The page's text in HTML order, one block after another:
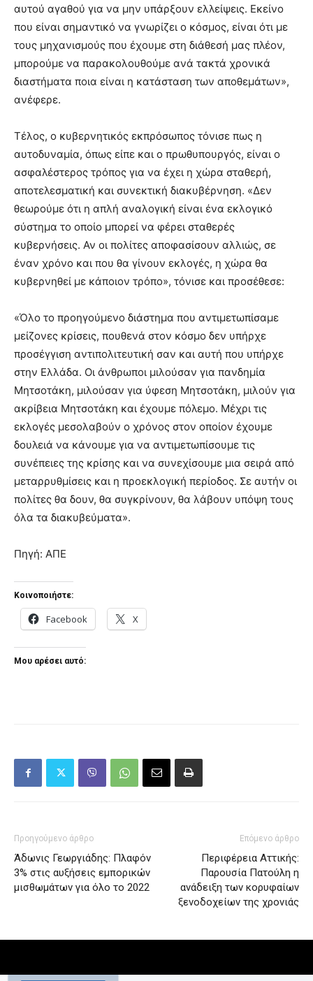
αυτού αγαθού για να μην υπάρξουν ελλείψεις. Εκείνο
που είναι σημαντικό να γνωρίζει ο κόσμος, είναι ότι με
τους μηχανισμούς που έχουμε στη διάθεσή μας πλέον,
μπορούμε να παρακολουθούμε ανά τακτά χρονικά
διαστήματα ποια είναι η κατάσταση των αποθεμάτων»,
ανέφερε.
Τέλος, ο κυβερνητικός εκπρόσωπος τόνισε πως η
αυτοδυναμία, όπως είπε και ο πρωθυπουργός, είναι ο
ασφαλέστερος τρόπος για να έχει η χώρα σταθερή,
αποτελεσματική και συνεκτική διακυβέρνηση. «Δεν
θεωρούμε ότι η απλή αναλογική είναι ένα εκλογικό
σύστημα το οποίο μπορεί να φέρει σταθερές
κυβερνήσεις. Αν οι πολίτες αποφασίσουν αλλιώς, σε
έναν χρόνο και που θα γίνουν εκλογές, η χώρα θα
κυβερνηθεί με κάποιον τρόπο», τόνισε και προσέθεσε:
«Όλο το προηγούμενο διάστημα που αντιμετωπίσαμε
μείζονες κρίσεις, πουθενά στον κόσμο δεν υπήρχε
προσέγγιση αντιπολιτευτική σαν και αυτή που υπήρχε
στην Ελλάδα. Οι άνθρωποι μιλούσαν για πανδημία
Μητσοτάκη, μιλούσαν για ύφεση Μητσοτάκη, μιλούν για
ακρίβεια Μητσοτάκη και έχουμε πόλεμο. Μέχρι τις
εκλογές μεσολαβούν ο χρόνος στον οποίον έχουμε
δουλειά να κάνουμε για να αντιμετωπίσουμε τις
συνέπειες της κρίσης και να συνεχίσουμε μια σειρά από
μεταρρυθμίσεις και η προεκλογική περίοδος. Σε αυτήν οι
πολίτες θα δουν, θα συγκρίνουν, θα λάβουν υπόψη τους
όλα τα διακυβεύματα».
Πηγή: ΑΠΕ
Κοινοποιήστε:
Facebook X
Μου αρέσει αυτό:
Προηγούμενο άρθρο
Άδωνις Γεωργιάδης: Πλαφόν
3% στις αυξήσεις εμπορικών
μισθωμάτων για όλο το 2022
Επόμενο άρθρο
Περιφέρεια Αττικής:
Παρουσία Πατούλη η
ανάδειξη των κορυφαίων
ξενοδοχείων της χρονιάς